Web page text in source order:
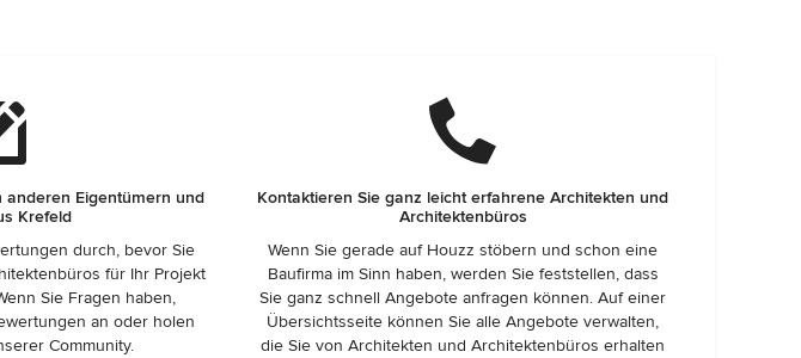
anderen Eigentümern und
Krefeld
durch, bevor Sie
für Ihr Projekt
Sie Fragen haben,
an oder holen
Community.
Kontaktieren Sie ganz leicht erfahrene Architekten und
Architektenbüros
Wenn Sie gerade auf Houzz stöbern und schon eine
Baufirma im Sinn haben, werden Sie feststellen, dass
Sie ganz schnell Angebote anfragen können. Auf einer
Übersichtsseite können Sie alle Angebote verwalten,
die Sie von Architekten und Architektenbüros erhalten